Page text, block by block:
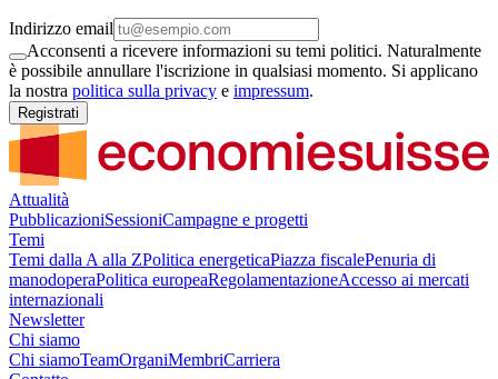
Indirizzo email
Acconsenti a ricevere informazioni su temi politici. Naturalmente
è possibile annullare l'iscrizione in qualsiasi momento. Si applicano
la nostra politica sulla privacy e impressum.
Registrati
Attualità
PubblicazioniSessioniCampagne e progetti
Temi
Temi dalla A alla ZPolitica energeticaPiazza fiscalePenuria di
manodoperaPolitica europeaRegolamentazioneAccesso ai mercati
internazionali
Newsletter
Chi siamo
Chi siamoTeamOrganiMembriCarriera